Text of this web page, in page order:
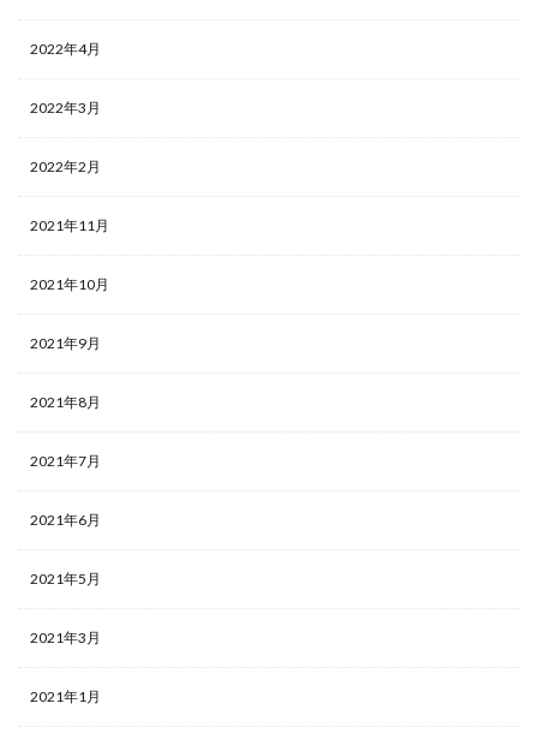
2022年4月
2022年3月
2022年2月
2021年11月
2021年10月
2021年9月
2021年8月
2021年7月
2021年6月
2021年5月
2021年3月
2021年1月